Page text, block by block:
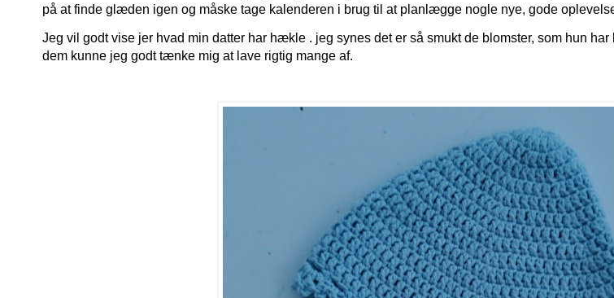
på at finde glæden igen og måske tage kalenderen i brug til at planlægge nogle nye, gode
Jeg vil godt vise jer hvad min datter har hækle . jeg synes det er så smukt de blomster, som hun har
dem kunne jeg godt tænke mig at lave rigtig mange af.